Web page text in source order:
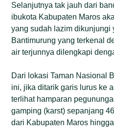
Selanjutnya tak jauh dari
ibukota Kabupaten Maros
yang sudah lazim dikunjungi
Bantimurung yang terkenal
air terjunnya dilengkapi
Dari lokasi Taman Nasional
ini, jika ditarik garis lurus ke
terlihat hamparan
gamping (karst) sepanjang
dari Kabupaten Maros